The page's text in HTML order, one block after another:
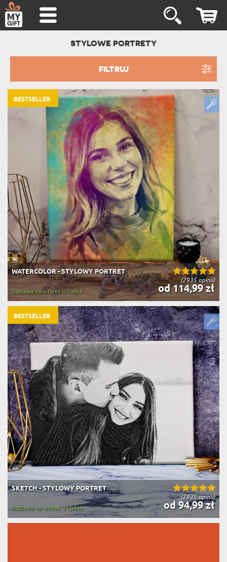
STYLOWE PORTRETY
FILTRUJ
(2935 opinii)
WATERCOLOR - STYLOWY PORTRET
od 114,99 zł
Dostawa na wtorek u Ciebie
BESTSELLER
(2935 opinii)
SKETCH - STYLOWY PORTRET
od 94,99 zł
Dostawa na wtorek u Ciebie
BESTSELLER